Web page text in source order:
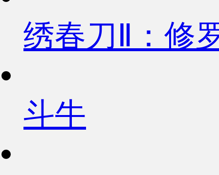
绣春刀Ⅱ：修
斗牛